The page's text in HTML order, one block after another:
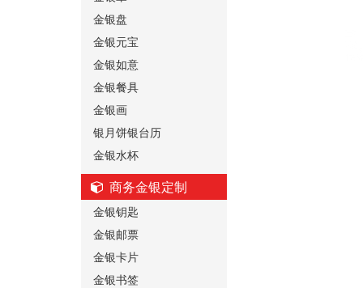
金银盘
金银元宝
金银如意
金银餐具
金银画
银月饼银台历
金银水杯
商务金银定制
金银钥匙
金银邮票
金银卡片
金银书签